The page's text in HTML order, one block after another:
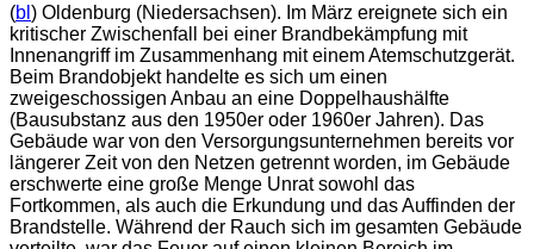
(bl ) Oldenburg (Niedersachsen). Im März ereignete sich ein
kritischer Zwischenfall bei einer Brandbekämpfung mit
Innenangriff im Zusammenhang mit einem Atemschutzgerät.
Beim Brandobjekt handelte es sich um einen
zweigeschossigen Anbau an eine Doppelhaushälfte
(Bausubstanz aus den 1950er oder 1960er Jahren). Das
Gebäude war von den Versorgungsunternehmen bereits vor
längerer Zeit von den Netzen getrennt worden, im Gebäude
erschwerte eine große Menge Unrat sowohl das
Fortkommen, als auch die Erkundung und das Auffinden der
Brandstelle. Während der Rauch sich im gesamten Gebäude